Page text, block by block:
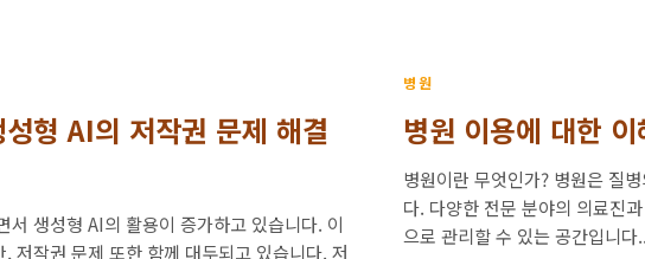
형 AI의 저작권 문제 해결
생성형 AI의 활용이 증가하고 있습니다. 이
저작권 문제 또한 함께 대두되고 있습니다. 저
병원
병원 이용에 대한
병원이란 무엇인가? 병원은 질
다. 다양한 전문 분야의 의료진
으로 관리할 수 있는 공간입니다